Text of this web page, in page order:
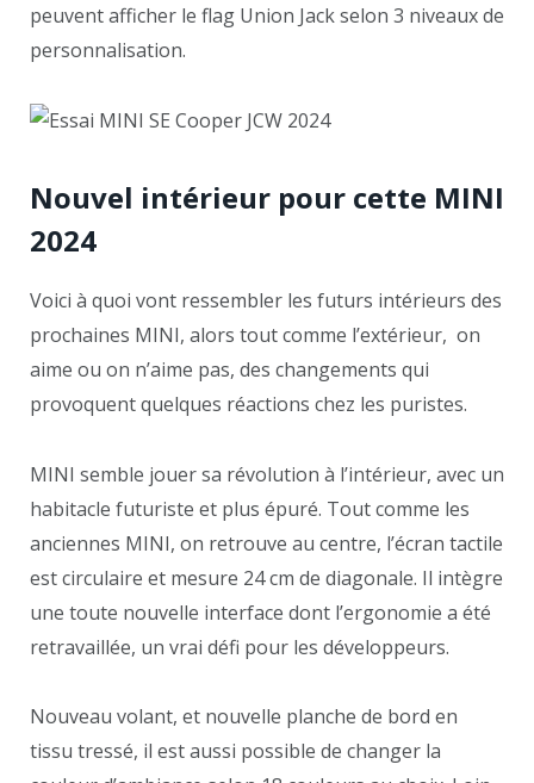
peuvent afficher le flag Union Jack selon 3 niveaux de
personnalisation.
Nouvel intérieur pour cette MINI
2024
Voici à quoi vont ressembler les futurs intérieurs des
prochaines MINI, alors tout comme l’extérieur, on
aime ou on n’aime pas, des changements qui
provoquent quelques réactions chez les puristes.
MINI semble jouer sa révolution à l’intérieur, avec un
habitacle futuriste et plus épuré. Tout comme les
anciennes MINI, on retrouve au centre, l’écran tactile
est circulaire et mesure 24 cm de diagonale. Il intègre
une toute nouvelle interface dont l’ergonomie a été
retravaillée, un vrai défi pour les développeurs.
Nouveau volant, et nouvelle planche de bord en
tissu tressé, il est aussi possible de changer la